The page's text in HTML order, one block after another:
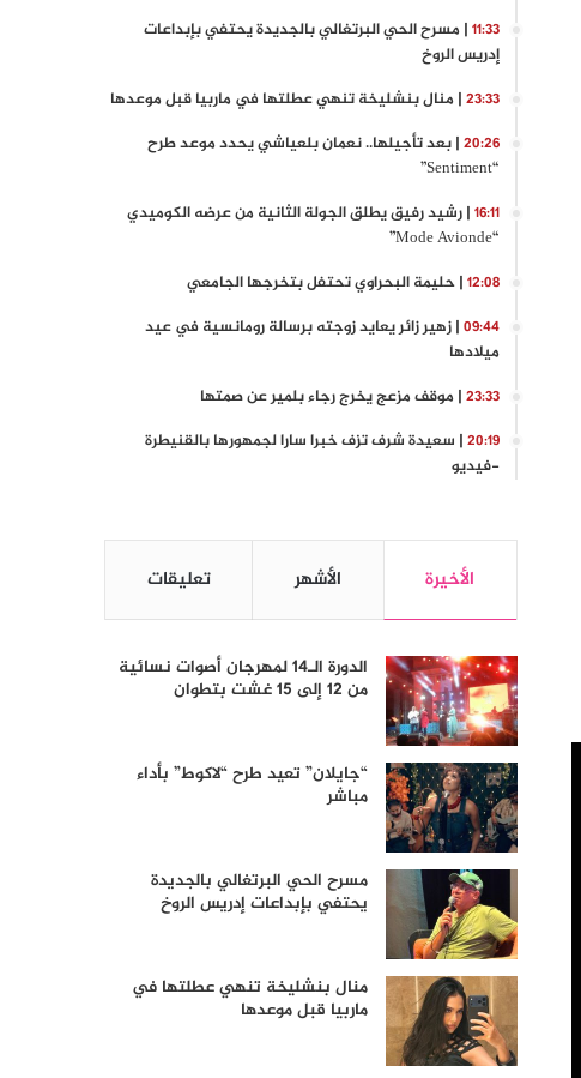
11:33 | مسرح الحي البرتغالي بالجديدة يحتفي بإبداعات
إدريس الروخ
23:33 | منال بنشليخة تنهي عطلتها في ماربيا قبل موعدها
20:26 | بعد تأجيلها.. نعمان بلعياشي يحدد موعد طرح
“Sentiment”
16:11 | رشيد رفيق يطلق الجولة الثانية من عرضه الكوميدي
“Mode Avionde”
12:08 | حليمة البحراوي تحتفل بتخرجها الجامعي
09:44 | زهير زائر يعايد زوجته برسالة رومانسية في عيد
ميلادها
23:33 | موقف مزعج يخرج رجاء بلمير عن صمتها
20:19 | سعيدة شرف تزف خبرا سارا لجمهورها بالقنيطرة
-فيديو
الأخيرة الأشهر تعليقات
الدورة الـ14 لمهرجان أصوات نسائية
من 12 إلى 15 غشت بتطوان
“جايلان” تعيد طرح “لاكوط” بأداء
مباشر
مسرح الحي البرتغالي بالجديدة
يحتفي بإبداعات إدريس الروخ
منال بنشليخة تنهي عطلتها في
ماربيا قبل موعدها